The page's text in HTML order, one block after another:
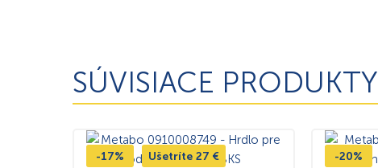
SÚVISIACE PRODUKTY
-17% Ušetríte 27 € -20%